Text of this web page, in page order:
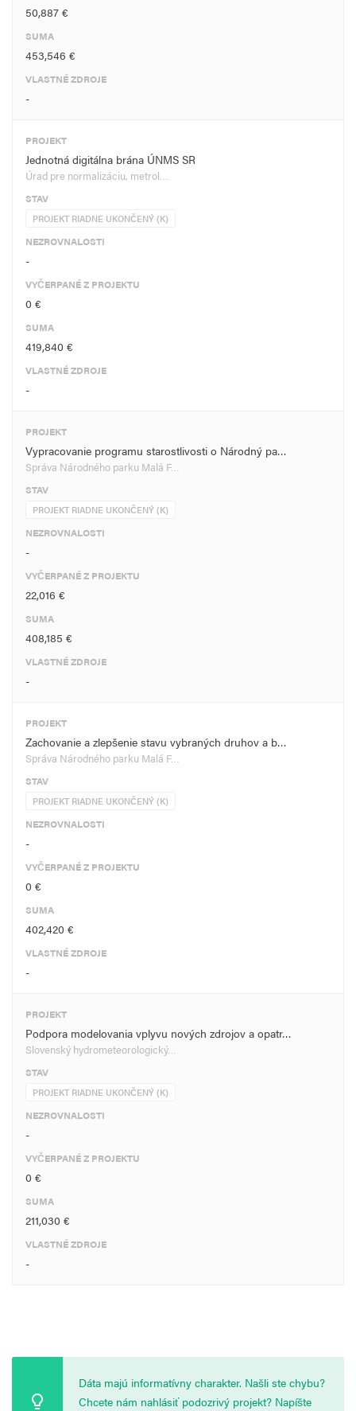
50,887 €
SUMA
453,546 €
VLASTNÉ ZDROJE
-
PROJEKT
Jednotná digitálna brána ÚNMS SR
Úrad pre normalizáciu, metrol…
STAV
PROJEKT RIADNE UKONČENÝ (K)
NEZROVNALOSTI
-
VYČERPANÉ Z PROJEKTU
0 €
SUMA
419,840 €
VLASTNÉ ZDROJE
-
PROJEKT
Vypracovanie programu starostlivosti o Národný pa…
Správa Národného parku Malá F…
STAV
PROJEKT RIADNE UKONČENÝ (K)
NEZROVNALOSTI
-
VYČERPANÉ Z PROJEKTU
22,016 €
SUMA
408,185 €
VLASTNÉ ZDROJE
-
PROJEKT
Zachovanie a zlepšenie stavu vybraných druhov a b…
Správa Národného parku Malá F…
STAV
PROJEKT RIADNE UKONČENÝ (K)
NEZROVNALOSTI
-
VYČERPANÉ Z PROJEKTU
0 €
SUMA
402,420 €
VLASTNÉ ZDROJE
-
PROJEKT
Podpora modelovania vplyvu nových zdrojov a opatr…
Slovenský hydrometeorologický…
STAV
PROJEKT RIADNE UKONČENÝ (K)
NEZROVNALOSTI
-
VYČERPANÉ Z PROJEKTU
0 €
SUMA
211,030 €
VLASTNÉ ZDROJE
-
Dáta majú informatívny charakter. Našli ste chybu?
Chcete nám nahlásiť podozrivý projekt? Napíšte